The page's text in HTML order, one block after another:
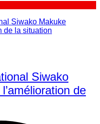
Siwako
de